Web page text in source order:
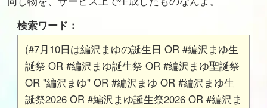
検索ワード：
(#7月10日は編沢まゆの誕生日 OR #編沢まゆ生
誕祭 OR #編沢まゆ誕生祭 OR #編沢まゆ聖誕祭
OR "編沢まゆ" OR #編沢まゆ OR #編沢まゆ生
誕祭2026 OR #編沢まゆ誕生祭2026 OR #編沢ま